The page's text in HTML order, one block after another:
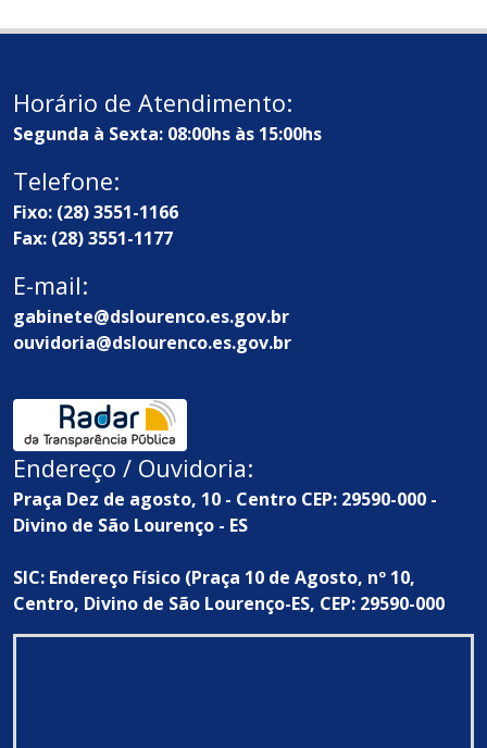
Horário de Atendimento:
Segunda à Sexta: 08:00hs às 15:00hs
Telefone:
Fixo: (28) 3551-1166
Fax: (28) 3551-1177
E-mail:
gabinete@dslourenco.es.gov.br
ouvidoria@dslourenco.es.gov.br
Endereço / Ouvidoria:
Praça Dez de agosto, 10 - Centro CEP: 29590-000 -
Divino de São Lourenço - ES
SIC: Endereço Físico (Praça 10 de Agosto, nº 10,
Centro, Divino de São Lourenço-ES, CEP: 29590-000